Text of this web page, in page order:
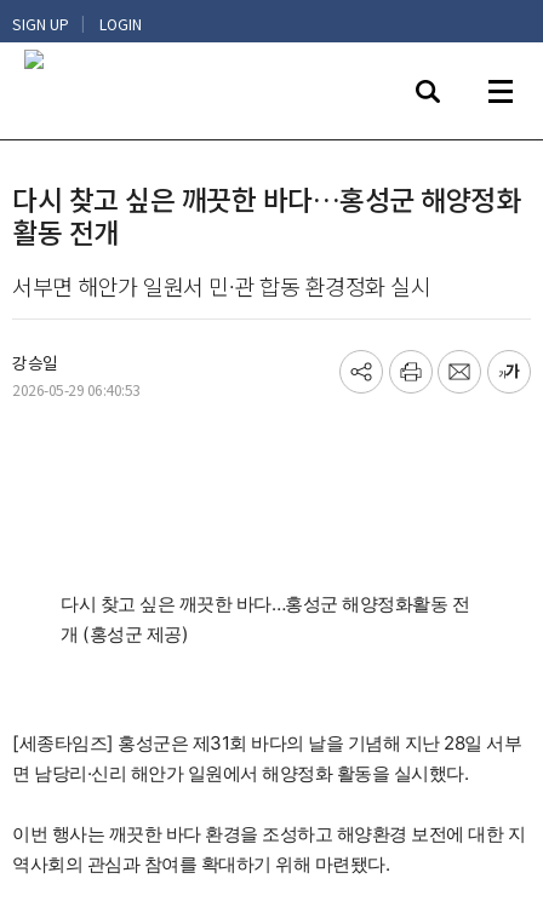
SIGN UP | LOGIN
다시 찾고 싶은 깨끗한 바다…홍성군 해양정화
활동 전개
서부면 해안가 일원서 민·관 합동 환경정화 실시
강승일
2026-05-29 06:40:53
기
프
메
글
다시 찾고 싶은 깨끗한 바다…홍성군 해양정화활동 전
개 (홍성군 제공)
[세종타임즈] 홍성군은 제31회 바다의 날을 기념해 지난 28일 서부
면 남당리·신리 해안가 일원에서 해양정화 활동을 실시했다.
이번 행사는 깨끗한 바다 환경을 조성하고 해양환경 보전에 대한 지
역사회의 관심과 참여를 확대하기 위해 마련됐다.